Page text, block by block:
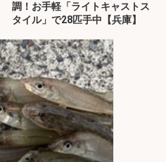
調！お手軽「ライトキャストス
タイル」で28匹手中【兵庫】